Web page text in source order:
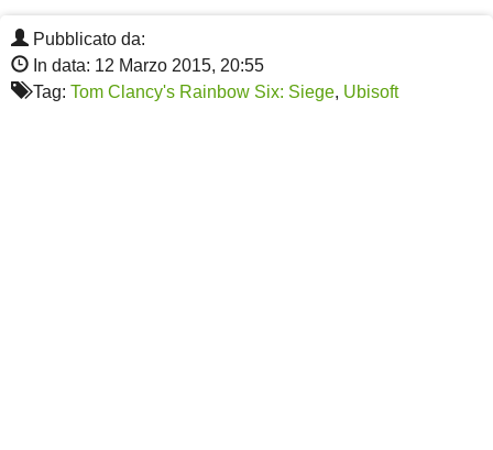
Pubblicato da:
In data: 12 Marzo 2015, 20:55
Tag: Tom Clancy's Rainbow Six: Siege, Ubisoft